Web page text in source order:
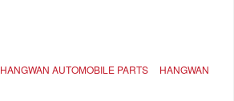
HANGWAN AUTOMOBILE PARTS
HANGWAN